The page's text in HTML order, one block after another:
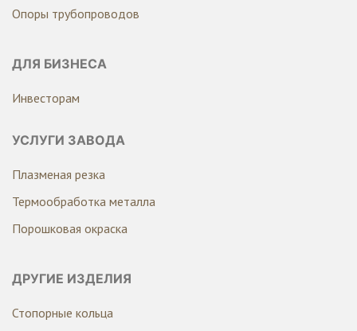
Опоры трубопроводов
ДЛЯ БИЗНЕСА
Инвесторам
УСЛУГИ ЗАВОДА
Плазменая резка
Термообработка металла
Порошковая окраска
ДРУГИЕ ИЗДЕЛИЯ
Стопорные кольца